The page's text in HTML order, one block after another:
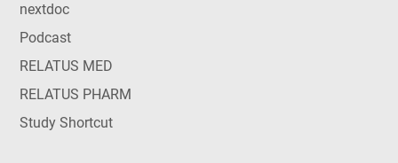
nextdoc
Podcast
RELATUS MED
RELATUS PHARM
Study Shortcut